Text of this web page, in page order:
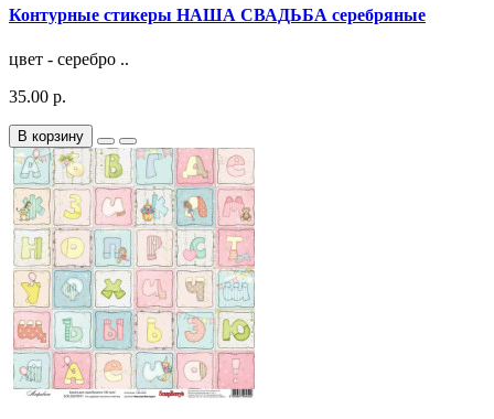
Контурные стикеры НАША СВАДЬБА серебряные
цвет - серебро ..
35.00 р.
В корзину